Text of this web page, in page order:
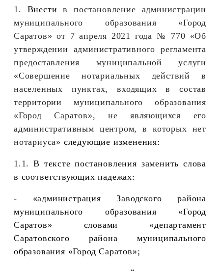
1. Внестив постановление администрации
муниципального образования «Город
Саратов» от 7 апреля 2021 года № 770 «Об
утверждении административного регламента
предоставления муниципальной услуги
«Совершение нотариальных действий в
населенных пунктах, входящих в состав
территории муниципального образования
«Город Саратов», не являющихся его
административным центром, в которых нет
нотариуса» следующие изменения:
1.1. В тексте постановления заменить слова
в соответствующих падежах:
- «администрация Заводского района
муниципального образования «Город
Саратов» словами «департамент
Саратовского района муниципального
образования «Город Саратов»;